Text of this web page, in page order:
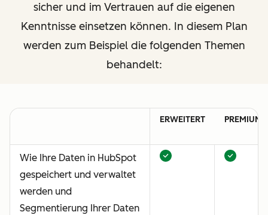
sicher und im Vertrauen auf die eigenen
Kenntnisse einsetzen können. In diesem Plan
werden zum Beispiel die folgenden Themen
behandelt:
ERWEITERT PREMIUM
Wie Ihre Daten in HubSpot
gespeichert und verwaltet
werden und
Segmentierung Ihrer Daten